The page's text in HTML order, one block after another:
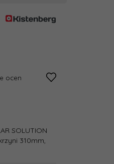
ocen
SOLUTION
310mm,